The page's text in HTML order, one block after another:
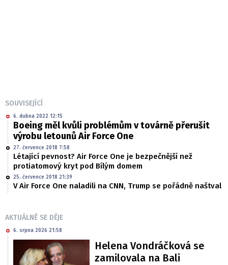
SOUVISEJÍCÍ
6. dubna 2022 12:15
Boeing měl kvůli problémům v továrně přerušit
výrobu letounů Air Force One
27. července 2018 7:58
Létající pevnost? Air Force One je bezpečnější než
protiatomový kryt pod Bílým domem
25. července 2018 21:39
V Air Force One naladili na CNN, Trump se pořádně naštval
AKTUÁLNĚ SE DĚJE
6. srpna 2026 21:58
Helena Vondráčková se
zamilovala na Bali